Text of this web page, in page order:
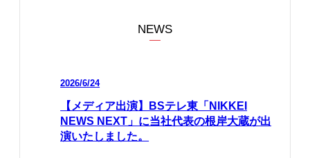
NEWS
2026/6/24
【メディア出演】BSテレ東「NIKKEI
NEWS NEXT」に当社代表の根岸大蔵が出
演いたしました。